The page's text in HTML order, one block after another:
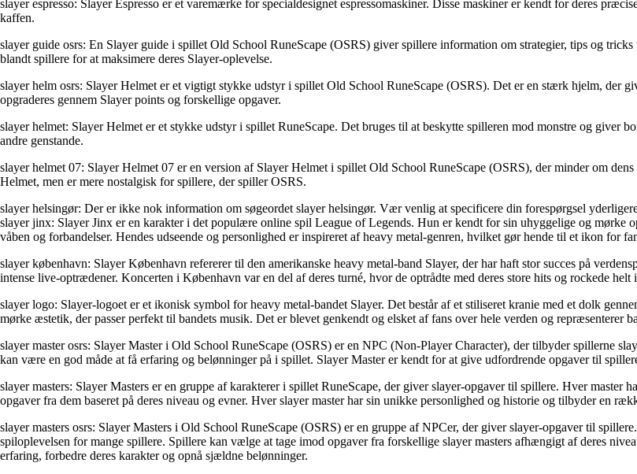
slayer espresso: Slayer Espresso er et varemærke for specialdesignet espressomaskiner. Disse maskiner er kendt for deres
kaffen.
slayer guide osrs: En Slayer guide i spillet Old School RuneScape (OSRS) giver spillere information om strategier, tips og
blandt spillere for at maksimere deres Slayer-oplevelse.
slayer helm osrs: Slayer Helmet er et vigtigt stykke udstyr i spillet Old School RuneScape (OSRS). Det er en stærk hjelm, der
opgraderes gennem Slayer points og forskellige opgaver.
slayer helmet: Slayer Helmet er et stykke udstyr i spillet RuneScape. Det bruges til at beskytte spilleren mod monstre og giver
andre genstande.
slayer helmet 07: Slayer Helmet 07 er en version af Slayer Helmet i spillet Old School RuneScape (OSRS), der minder om
Helmet, men er mere nostalgisk for spillere, der spiller OSRS.
slayer helsingør: Der er ikke nok information om søgeordet slayer helsingør. Vær venlig at specificere din forespørgsel
slayer jinx: Slayer Jinx er en karakter i det populære online spil League of Legends. Hun er kendt for sin uhyggelige og
våben og forbandelser. Hendes udseende og personlighed er inspireret af heavy metal-genren, hvilket gør hende til et ikon for
slayer københavn: Slayer København refererer til den amerikanske heavy metal-band Slayer, der har haft stor succes på
intense live-optrædener. Koncerten i København var en del af deres turné, hvor de optrådte med deres store hits og rockede
slayer logo: Slayer-logoet er et ikonisk symbol for heavy metal-bandet Slayer. Det består af et stiliseret kranie med et dolk
mørke æstetik, der passer perfekt til bandets musik. Det er blevet genkendt og elsket af fans over hele verden og repræsenterer
slayer master osrs: Slayer Master i Old School RuneScape (OSRS) er en NPC (Non-Player Character), der tilbyder spillerne
kan være en god måde at få erfaring og belønninger på i spillet. Slayer Master er kendt for at give udfordrende opgaver til
slayer masters: Slayer Masters er en gruppe af karakterer i spillet RuneScape, der giver slayer-opgaver til spillere. Hver master
opgaver fra dem baseret på deres niveau og evner. Hver slayer master har sin unikke personlighed og historie og tilbyder en
slayer masters osrs: Slayer Masters i Old School RuneScape (OSRS) er en gruppe af NPCer, der giver slayer-opgaver til
spiloplevelsen for mange spillere. Spillere kan vælge at tage imod opgaver fra forskellige slayer masters afhængigt af deres
erfaring, forbedre deres karakter og opnå sjældne belønninger.